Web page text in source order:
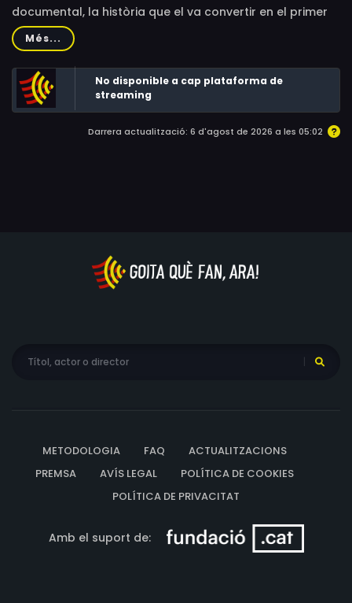
documental, la història que el va convertir en el primer
periodista exiliat i pres de la democràcia, als anys 80.
Més...
No disponible a cap plataforma de
streaming
Darrera actualització: 6 d'agost de 2026 a les 05:02
METODOLOGIA FAQ
ACTUALITZACIONS
PREMSA
AVÍS LEGAL
POLÍTICA DE COOKIES
POLÍTICA DE PRIVACITAT
Amb el suport de: